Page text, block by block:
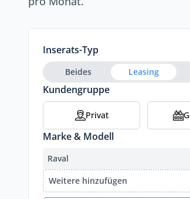
Inserats-Typ
Beides Leasing
Kundengruppe
Privat
Marke & Modell
Raval
Weitere hinzufügen